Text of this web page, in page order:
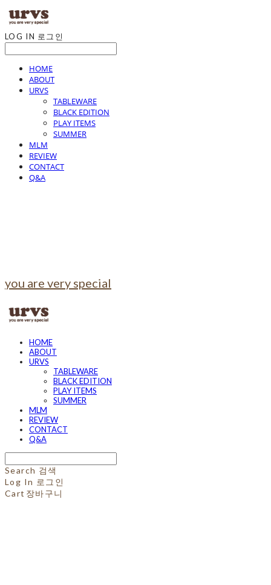
LOG IN 로그인
HOME
ABOUT
URVS
TABLEWARE
BLACK EDITION
PLAY ITEMS
SUMMER
MLM
REVIEW
CONTACT
Q&A
you are very special
HOME
ABOUT
URVS
TABLEWARE
BLACK EDITION
PLAY ITEMS
SUMMER
MLM
REVIEW
CONTACT
Q&A
Search 검색
Log In 로그인
Cart 장바구니